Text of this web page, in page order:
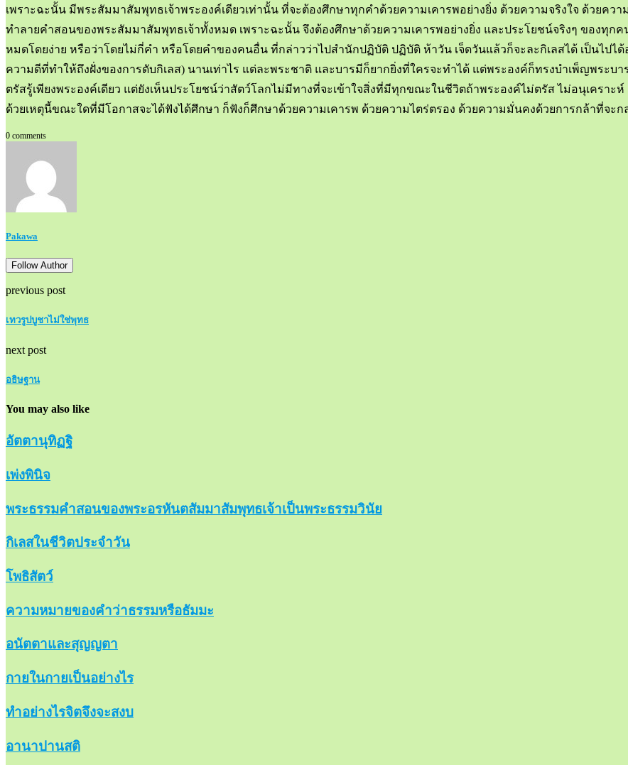
เพราะฉะนั้น มีพระสัมมาสัมพุทธเจ้าพระองค์เดียวเท่านั้น ที่จะต้องศึกษาทุกคำด้วยความเคารพอย่างยิ่ง ด้วยความจริงใจ ด้วยควา
ทำลายคำสอนของพระสัมมาสัมพุทธเจ้าทั้งหมด เพราะฉะนั้น จึงต้องศึกษาด้วยความเคารพอย่างยิ่ง และประโยชน์จริงๆ ของทุ
หมดโดยง่าย หรือว่าโดยไม่กี่คำ หรือโดยคำของคนอื่น ที่กล่าวว่าไปสำนักปฏิบัติ ปฏิบัติ ห้าวัน เจ็ดวันแล้วก็จะละกิเลสได้ เป็นไป
ความดีที่ทำให้ถึงฝั่งของการดับกิเลส) นานเท่าไร แต่ละพระชาติ และบารมีก็ยากยิ่งที่ใครจะทำได้ แต่พระองค์ก็ทรงบำเพ็ญพระบา
ตรัสรู้เพียงพระองค์เดียว แต่ยังเห็นประโยชน์ว่าสัตว์โลกไม่มีทางที่จะเข้าใจสิ่งที่มีทุกขณะในชีวิตถ้าพระองค์ไม่ตรัส ไม่อนุเคราะห์
ด้วยเหตุนี้ขณะใดที่มีโอกาสจะได้ฟังได้ศึกษา ก็ฟังก็ศึกษาด้วยความเคารพ ด้วยความไตร่ตรอง ด้วยความมั่นคงด้วยการกล้าที่จะ
0 comments
Pakawa
Follow Author
previous post
เทวรูปบูชาไม่ใช่พุทธ
next post
อธิษฐาน
You may also like
อัตตานุทิฏฐิ
เพ่งพินิจ
พระธรรมคำสอนของพระอรหันตสัมมาสัมพุทธเจ้าเป็นพระธรรมวินัย
กิเลสในชีวิตประจำวัน
โพธิสัตว์
ความหมายของคำว่าธรรมหรือธัมมะ
อนัตตาและสุญญตา
กายในกายเป็นอย่างไร
ทำอย่างไรจิตจึงจะสงบ
อานาปานสติ